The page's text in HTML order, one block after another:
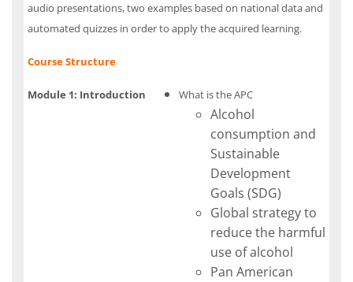
audio presentations, two examples based on national data and
automated quizzes in order to apply the acquired learning.
Course Structure
Module 1: Introduction What is the APC
Alcohol
consumption and
Sustainable
Development
Goals (SDG)
Global strategy to
reduce the harmful
use of alcohol
Pan American